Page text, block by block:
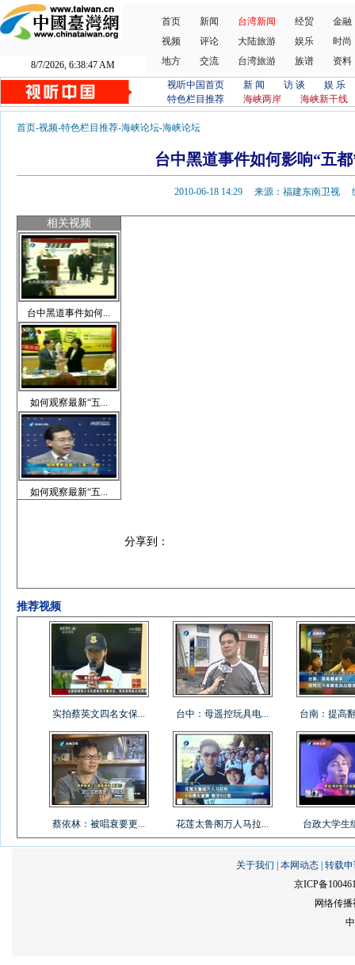
8/7/2026, 6:38:47 AM
首页 新闻 台湾新闻 经贸
金融
视频
评论 大陆旅游 娱乐
时尚
地方
交流 台湾旅游 族谱 资料
视听中国首页 新 闻 访 谈
娱 乐
特色栏目推荐
海峡两岸 海峡新干线
首页-视频-特色栏目推荐-海峡论坛-海峡论坛
台中黑道事件如何影响“五
2010-06-18 14:29 来源：福建东南卫视
分享到：
相关视频
台中黑道事件如何...
如何观察最新“五...
如何观察最新“五...
推荐视频
实拍蔡英文四名女保... 台中：母遥控玩具电... 台南：提高
蔡依林：被唱衰要更... 花莲太鲁阁万人马拉... 台政大学生
关于我们 本网动态 转载
京ICP备
网络传